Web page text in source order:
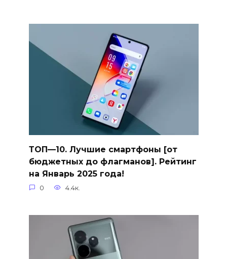
ТОП—10. Лучшие смартфоны [от
бюджетных до флагманов]. Рейтинг
на Январь 2025 года!
0 4.4к.